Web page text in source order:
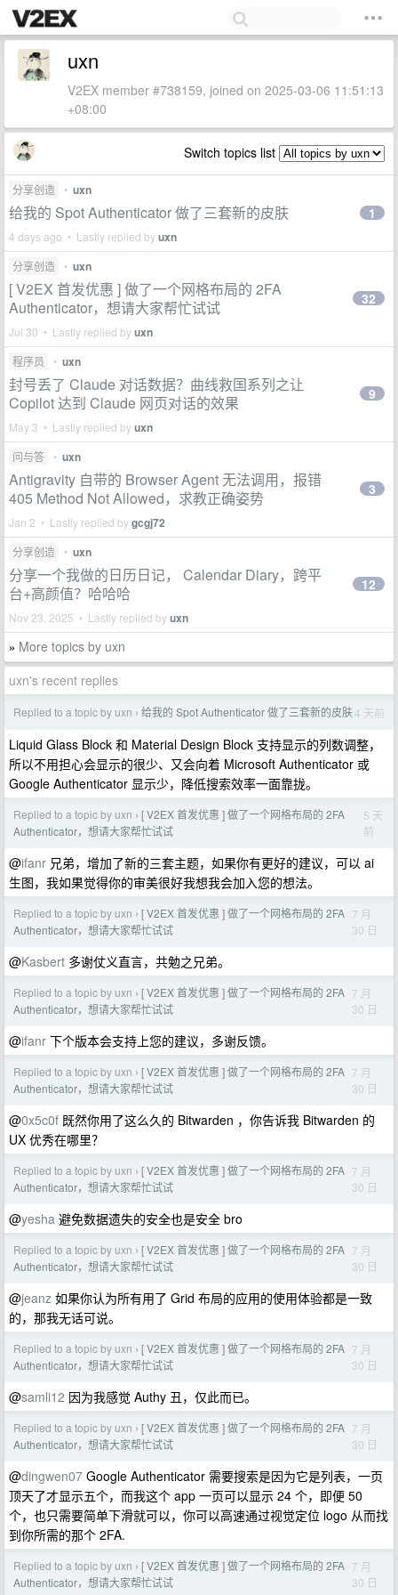
uxn
V2EX member #738159, joined on 2025-03-06 11:51:13
+08:00
Switch topics list
分享创造 • uxn
给我的 Spot Authenticator 做了三套新的皮肤
4 days ago • Lastly replied byuxn
1
分享创造 • uxn
[ V2EX 首发优惠 ] 做了一个网格布局的 2FA
Authenticator，想请大家帮忙试试
Jul 30 • Lastly replied byuxn
32
程序员 • uxn
封号丢了 Claude 对话数据？曲线救国系列之让
Copilot 达到 Claude 网页对话的效果
May 3 • Lastly replied byuxn
9
问与答 • uxn
Antigravity 自带的 Browser Agent 无法调用，报错
405 Method Not Allowed，求教正确姿势
Jan 2 • Lastly replied bygcgj72
3
分享创造 • uxn
分享一个我做的日历日记， Calendar Diary，跨平
台+高颜值？哈哈哈
Nov 23, 2025 • Lastly replied byuxn
12
» More topics by uxn
uxn's recent replies
Replied to a topic by uxn › 给我的 Spot Authenticator 做了三套新的皮肤4 天前
Liquid Glass Block 和 Material Design Block 支持显示的列数调整，
所以不用担心会显示的很少、又会向着 Microsoft Authenticator 或
Google Authenticator 显示少，降低搜索效率一面靠拢。
Replied to a topic by uxn › [ V2EX 首发优惠 ] 做了一个网格布局的 2FA
Authenticator，想请大家帮忙试试
5 天
前
@ifanr 兄弟，增加了新的三套主题，如果你有更好的建议，可以 ai
生图，我如果觉得你的审美很好我想我会加入您的想法。
Replied to a topic by uxn › [ V2EX 首发优惠 ] 做了一个网格布局的 2FA
Authenticator，想请大家帮忙试试
7 月
30 日
@Kasbert 多谢仗义直言，共勉之兄弟。
Replied to a topic by uxn › [ V2EX 首发优惠 ] 做了一个网格布局的 2FA
Authenticator，想请大家帮忙试试
7 月
30 日
@ifanr 下个版本会支持上您的建议，多谢反馈。
Replied to a topic by uxn › [ V2EX 首发优惠 ] 做了一个网格布局的 2FA
Authenticator，想请大家帮忙试试
7 月
30 日
@0x5c0f 既然你用了这么久的 Bitwarden ，你告诉我 Bitwarden 的
UX 优秀在哪里？
Replied to a topic by uxn › [ V2EX 首发优惠 ] 做了一个网格布局的 2FA
Authenticator，想请大家帮忙试试
7 月
30 日
@yesha 避免数据遗失的安全也是安全 bro
Replied to a topic by uxn › [ V2EX 首发优惠 ] 做了一个网格布局的 2FA
Authenticator，想请大家帮忙试试
7 月
30 日
@jeanz 如果你认为所有用了 Grid 布局的应用的使用体验都是一致
的，那我无话可说。
Replied to a topic by uxn › [ V2EX 首发优惠 ] 做了一个网格布局的 2FA
Authenticator，想请大家帮忙试试
7 月
30 日
@samli12 因为我感觉 Authy 丑，仅此而已。
Replied to a topic by uxn › [ V2EX 首发优惠 ] 做了一个网格布局的 2FA
Authenticator，想请大家帮忙试试
7 月
30 日
@dingwen07 Google Authenticator 需要搜索是因为它是列表，一页
顶天了才显示五个，而我这个 app 一页可以显示 24 个，即便 50
个，也只需要简单下滑就可以，你可以高速通过视觉定位 logo 从而找
到你所需的那个 2FA.
Replied to a topic by uxn › [ V2EX 首发优惠 ] 做了一个网格布局的 2FA
Authenticator，想请大家帮忙试试
7 月
30 日